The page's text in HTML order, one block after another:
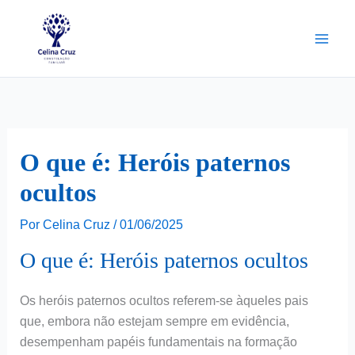
O que é: Heróis paternos
ocultos
Por Celina Cruz / 01/06/2025
O que é: Heróis paternos ocultos
Os heróis paternos ocultos referem-se àqueles pais
que, embora não estejam sempre em evidência,
desempenham papéis fundamentais na formação